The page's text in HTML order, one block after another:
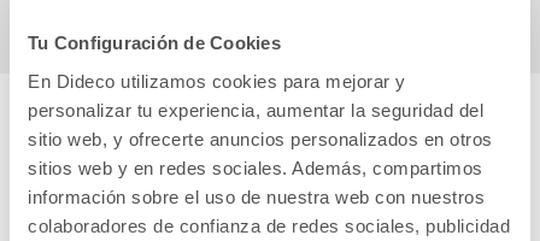
Tu Configuración de Cookies
En Dideco utilizamos cookies para mejorar y
personalizar tu experiencia, aumentar la seguridad del
sitio web, y ofrecerte anuncios personalizados en otros
sitios web y en redes sociales. Además, compartimos
información sobre el uso de nuestra web con nuestros
colaboradores de confianza de redes sociales, publicidad
Cuéntanos tu opinión
¡Sé el primero en valorar este producto!